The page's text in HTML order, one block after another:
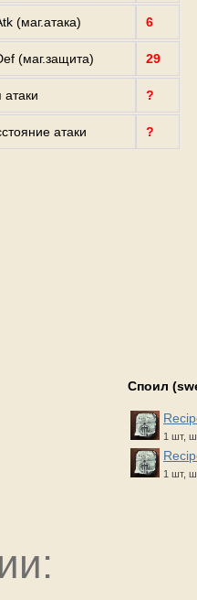
(маг.атака) 6
(маг.защита) 29
атаки ?
атаки ?
Споил
1 шт,
1 шт,